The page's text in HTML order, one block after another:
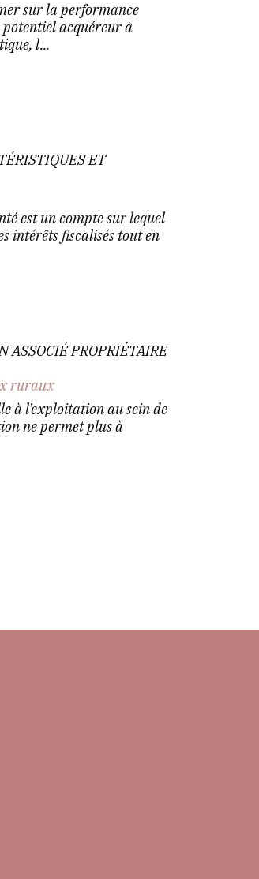
sur la performance
acquéreur à
l...
ET
est un compte sur lequel
intérêts fiscalisés tout en
ASSOCIÉ PROPRIÉTAIRE
ruraux
à l’exploitation au sein de
ne permet plus à